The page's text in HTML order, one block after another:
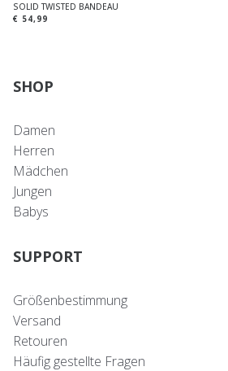
SOLID TWISTED BANDEAU
€ 54,99
SHOP
Damen
Herren
Mädchen
Jungen
Babys
SUPPORT
Größenbestimmung
Versand
Retouren
Häufig gestellte Fragen